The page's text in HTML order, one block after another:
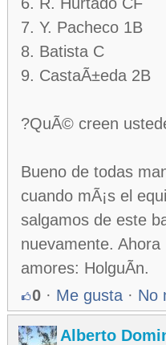
7. Y. Pacheco 1B
8. Batista C
9. CastaÃ±eda 2B
?QuÃ© creen
Bueno de todas
cuando mÃ¡s el
salgamos de este
nuevamente.
amores: HolguÃ­n.
0 · Me gusta · No
Alberto